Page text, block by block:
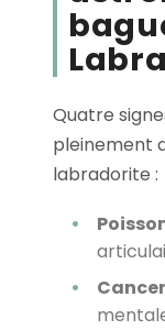
Quatre
pleinement
labradorite :
Cancer